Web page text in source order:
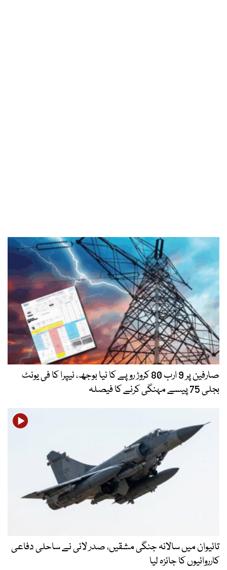
صارفین پر 9 ارب 80 کروڑ روپے کا نیا بوجھ، نیپرا کا فی یونٹ
بجلی 75 پیسے مہنگی کرنے کا فیصلہ
تائیوان میں سالانہ جنگی مشقیں، صدر لائی نے ساحلی دفاعی
کارروائیوں کا جائزہ لیا